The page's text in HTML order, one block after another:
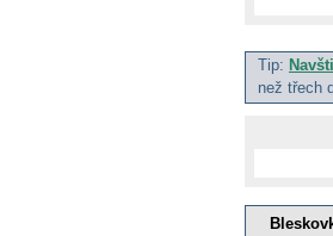
Tip:
než třech